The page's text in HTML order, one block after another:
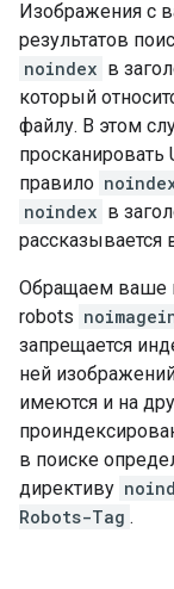
Изображения с
результатов
noindex в
который
файлу. В этом
просканировать
правило
noindex в
рассказывается
Обращаем ваше
robots
запрещается
ней
имеются и на
в поиске
директиву
Robots-Tag .